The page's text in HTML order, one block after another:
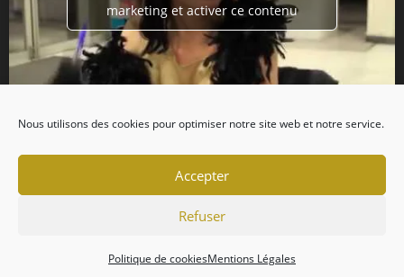
Nous utilisons des cookies pour optimiser notre site web et notre service.
Accepter
Refuser
Politique de cookiesMentions Légales
marketing et activer ce contenu